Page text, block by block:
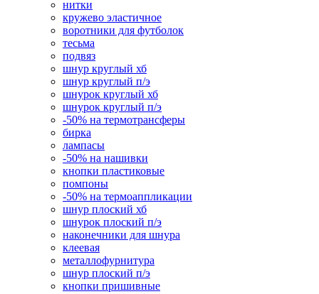
нитки
кружево эластичное
воротники для футболок
тесьма
подвяз
шнур круглый хб
шнур круглый п/э
шнурок круглый хб
шнурок круглый п/э
-50% на термотрансферы
бирка
лампасы
-50% на нашивки
кнопки пластиковые
помпоны
-50% на термоаппликации
шнур плоский хб
шнурок плоский п/э
наконечники для шнура
клеевая
металлофурнитура
шнур плоский п/э
кнопки пришивные